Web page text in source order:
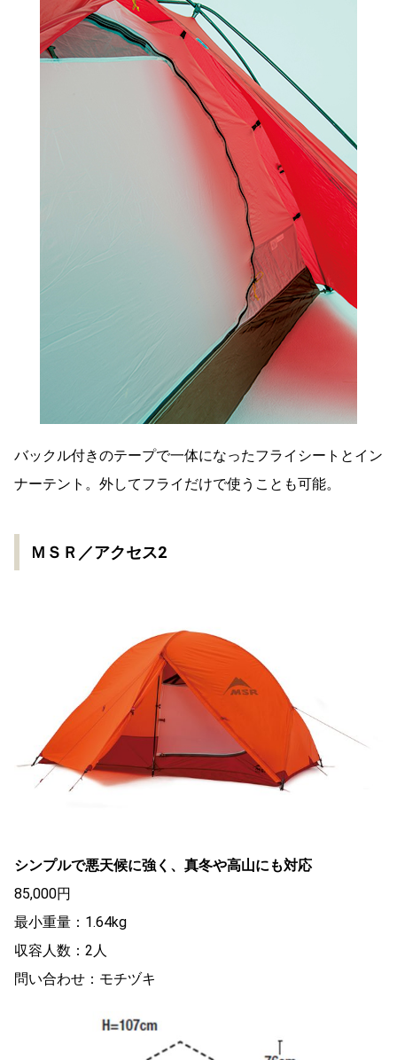
バックル付きのテープで一体になったフライシートとイン
ナーテント。外してフライだけで使うことも可能。
ＭＳＲ／アクセス2
シンプルで悪天候に強く、真冬や高山にも対応
85,000円
最小重量：1.64kg
収容人数：2人
問い合わせ：モチヅキ